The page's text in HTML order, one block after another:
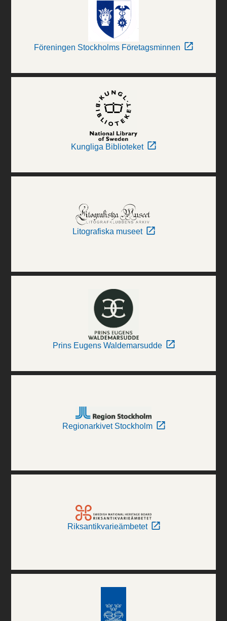
Föreningen Stockholms Företagsminnen
Kungliga Biblioteket
Litografiska museet
Prins Eugens Waldemarsudde
Regionarkivet Stockholm
Riksantikvarieämbetet